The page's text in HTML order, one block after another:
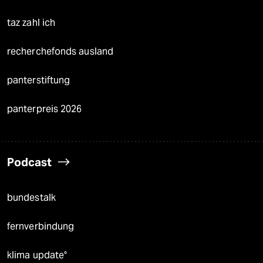
taz zahl ich
recherchefonds ausland
panterstiftung
panterpreis 2026
Podcast
bundestalk
fernverbindung
klima update°